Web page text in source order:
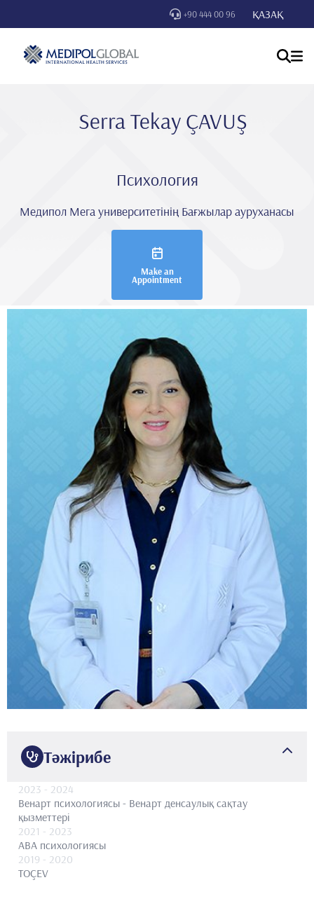
+90 444 00 96 ҚАЗАҚ
Serra Tekay ÇAVUŞ
Психология
Медипол Мега университетінің Бағжылар ауруханасы
Make an
Appointment
Тәжірибе
2023 - 2024
Венарт психологиясы - Венарт денсаулық сақтау
қызметтері
2021 - 2023
ABA психологиясы
2019 - 2020
TOÇEV